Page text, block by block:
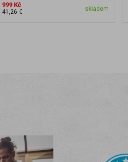
999 Kč
41,26 € skladem